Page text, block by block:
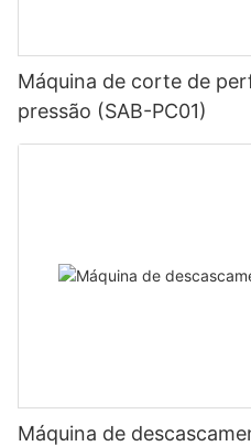
Máquina de corte de
pressão (SAB-PC01)
Máquina de